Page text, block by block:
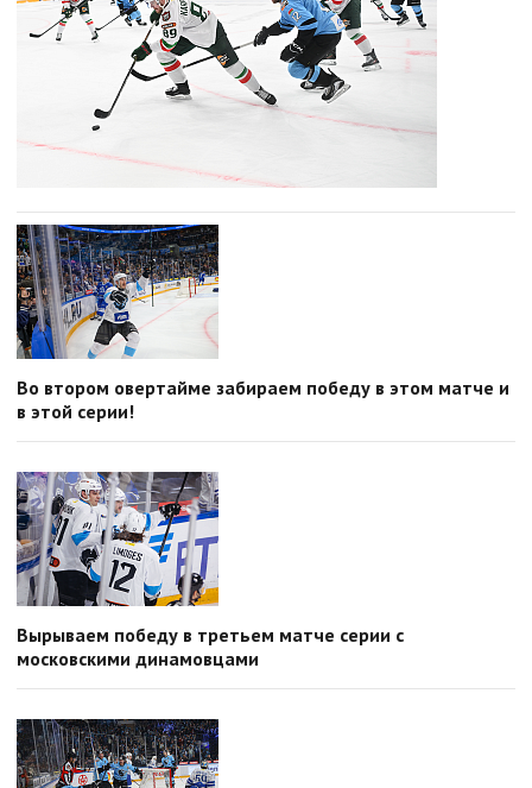
Во втором овертайме забираем победу в этом матче и
в этой серии!
Вырываем победу в третьем матче серии с
московскими динамовцами